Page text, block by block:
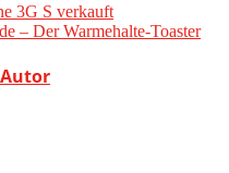
3G S verkauft
– Der Warmehalte-Toaster